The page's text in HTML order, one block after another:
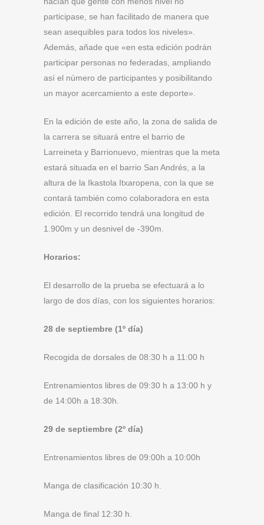
participase, se han facilitado de manera que
sean asequibles para todos los niveles».
Además, añade que «en esta edición podrán
participar personas no federadas, ampliando
así el número de participantes y posibilitando
un mayor acercamiento a este deporte».
En la edición de este año, la zona de salida de
la carrera se situará entre el barrio de
Larreineta y Barrionuevo, mientras que la meta
estará situada en el barrio San Andrés, a la
altura de la Ikastola Itxaropena, con la que se
contará también como colaboradora en esta
edición. El recorrido tendrá una longitud de
1.900m y un desnivel de -390m.
Horarios:
El desarrollo de la prueba se efectuará a lo
largo de dos días, con los siguientes horarios:
28 de septiembre (1º día)
Recogida de dorsales de 08:30 h a 11:00 h
Entrenamientos libres de 09:30 h a 13:00 h y
de 14:00h a 18:30h.
29 de septiembre (2º día)
Entrenamientos libres de 09:00h a 10:00h
Manga de clasificación 10:30 h.
Manga de final 12:30 h.